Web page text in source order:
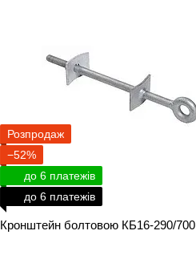
Розпродаж
−52%
до 6 платежів
до 6 платежів
Кронштейн болтовою КБ16-290/700